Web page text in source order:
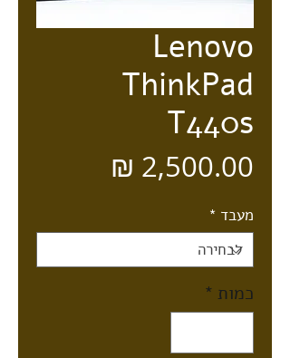
Lenovo
ThinkPad
T440s
מעבד *
כמות *